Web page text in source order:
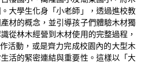
大學生化身「小老師」，透過進校教
材的概念，並引導孩子們體驗木材獨
從林木經營到木材使用的完整過程，
活動，或是齊力完成校園內的大型木
活的緊密連結與重要性。這樣以「大